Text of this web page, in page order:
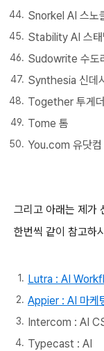
Snorkel AI 스노
Stability AI 스태
Sudowrite 수도
Synthesia 신데
Together 투게더
Tome 톰
You.com 유닷컴
그리고 아래는 제가
한번씩 같이 참고하
Lutra : AI
Appier : AI 마케
Intercom : AI
Typecast : AI